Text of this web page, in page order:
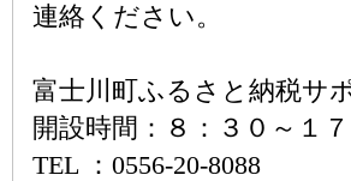
連絡ください。
富士川町ふるさと納税サ
開設時間：８：３０～１
TEL ：0556-20-8088